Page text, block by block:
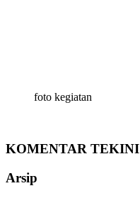
foto kegiatan
KOMENTAR TEKINI
Arsip